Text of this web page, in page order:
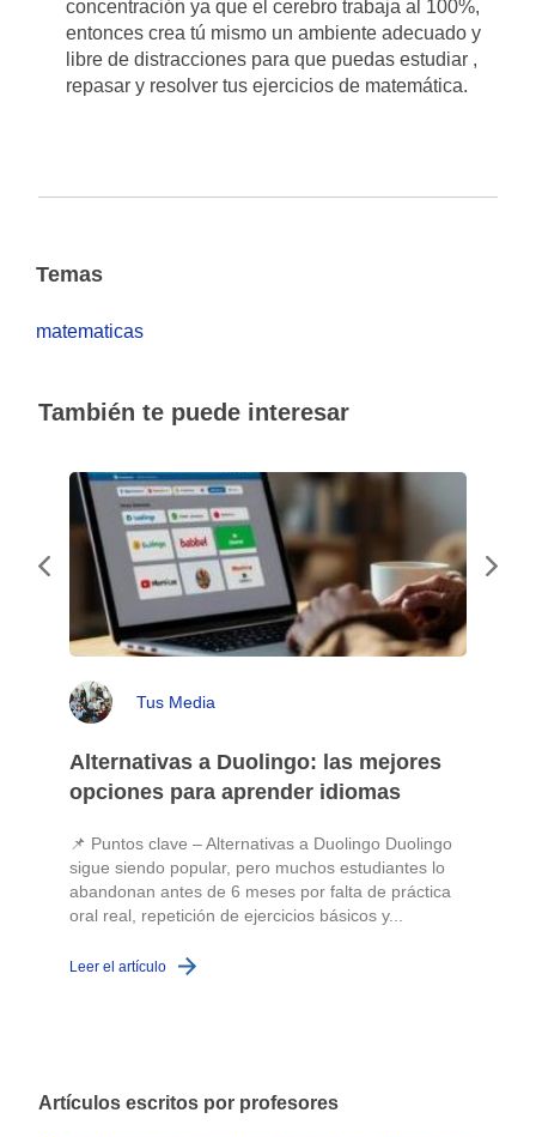
concentración ya que el cerebro trabaja al 100%,
entonces crea tú mismo un ambiente adecuado y
libre de distracciones para que puedas estudiar ,
repasar y resolver tus ejercicios de matemática.
Temas
matematicas
También te puede interesar
Tus Media
Alternativas a Duolingo: las mejores
opciones para aprender idiomas
📌 Puntos clave – Alternativas a Duolingo Duolingo
sigue siendo popular, pero muchos estudiantes lo
abandonan antes de 6 meses por falta de práctica
oral real, repetición de ejercicios básicos y...
Leer el artículo
Artículos escritos por profesores